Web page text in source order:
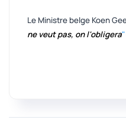
Le Ministre belge Koen
ne veut pas, on l'obligera